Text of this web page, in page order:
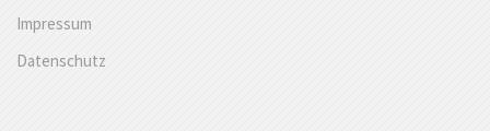
Impressum
Datenschutz